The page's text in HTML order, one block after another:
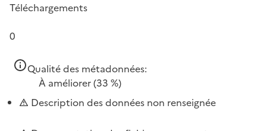
Téléchargements
0
Qualité des métadonnées:
À améliorer(33 %)
Description des données non renseignée